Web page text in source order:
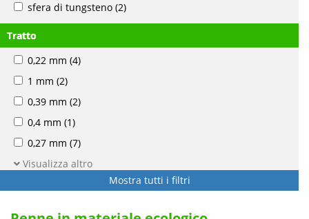
sfera di tungsteno (2)
Tratto
0,22 mm (4)
1 mm (2)
0,39 mm (2)
0,4 mm (1)
0,27 mm (7)
Visualizza altro
Mostra tutti i filtri